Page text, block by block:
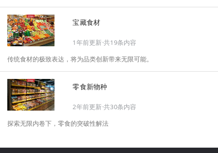
将以“创新产品”透视“未来机会”，以全球视野探寻中国机遇、增长解法，
拆解年度标杆的增长逻辑与谋篇布局，深挖“药食同源”“低GI”“老龄营
养”“清洁标签”等热门赛道的爆品基因，从趋势预判、品类创新、未来增长
机会、企业战略布局以及渠道变革等，为行业提供务实、前瞻的开年创新
宝藏食材
1年前更新·共19条内容
传统食材的极致表达，将为品类创新带来无限可能。
零食新物种
2年前更新·共30条内容
探索无限内卷下，零食的突破性解法